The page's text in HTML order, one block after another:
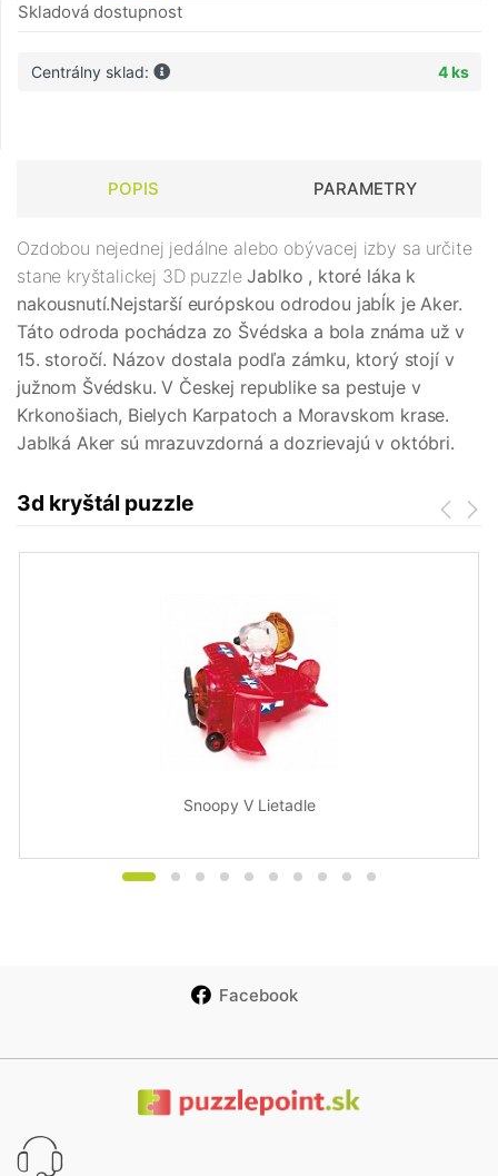
Skladová dostupnost
Centrálny sklad: 4 ks
POPIS PARAMETRY
Ozdobou nejednej jedálne alebo obývacej izby sa určite
stane kryštalickej 3D puzzleJablko , ktoré láka k
nakousnutí.Nejstarší európskou odrodou jabĺk je Aker.
Táto odroda pochádza zo Švédska a bola známa už v
15. storočí. Názov dostala podľa zámku, ktorý stojí v
južnom Švédsku. V Českej republike sa pestuje v
Krkonošiach, Bielych Karpatoch a Moravskom krase.
Jablká Aker sú mrazuvzdorná a dozrievajú v októbri.
3d kryštál puzzle
Snoopy V Lietadle
Facebook